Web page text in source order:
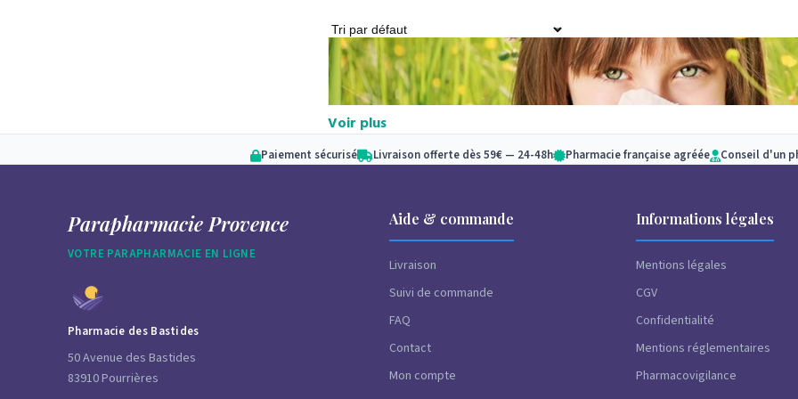
Les allergies sont des réactions immunitaires à certaines substances,
domestiques ou certains aliments. C’est un dérèglement du système
pourtant inoffensives pour l’organisme : les allergènes. Découvrez
Voir plus
Paiement sécurisé Livraison offerte dès 59€ — 24-48h Pharmacie française agréée Conseil d'un
Parapharmacie Provence
VOTRE PARAPHARMACIE EN LIGNE
Pharmacie des Bastides
50 Avenue des Bastides
83910 Pourrières
Aide & commande
Livraison
Suivi de commande
FAQ
Contact
Mon compte
Informations légales
Mentions légales
CGV
Confidentialité
Mentions réglementaires
Pharmacovigilance